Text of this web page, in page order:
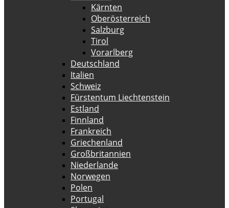
Kärnten
Oberösterreich
Salzburg
Tirol
Vorarlberg
Deutschland
Italien
Schweiz
Fürstentum Liechtenstein
Estland
Finnland
Frankreich
Griechenland
Großbritannien
Niederlande
Norwegen
Polen
Portugal